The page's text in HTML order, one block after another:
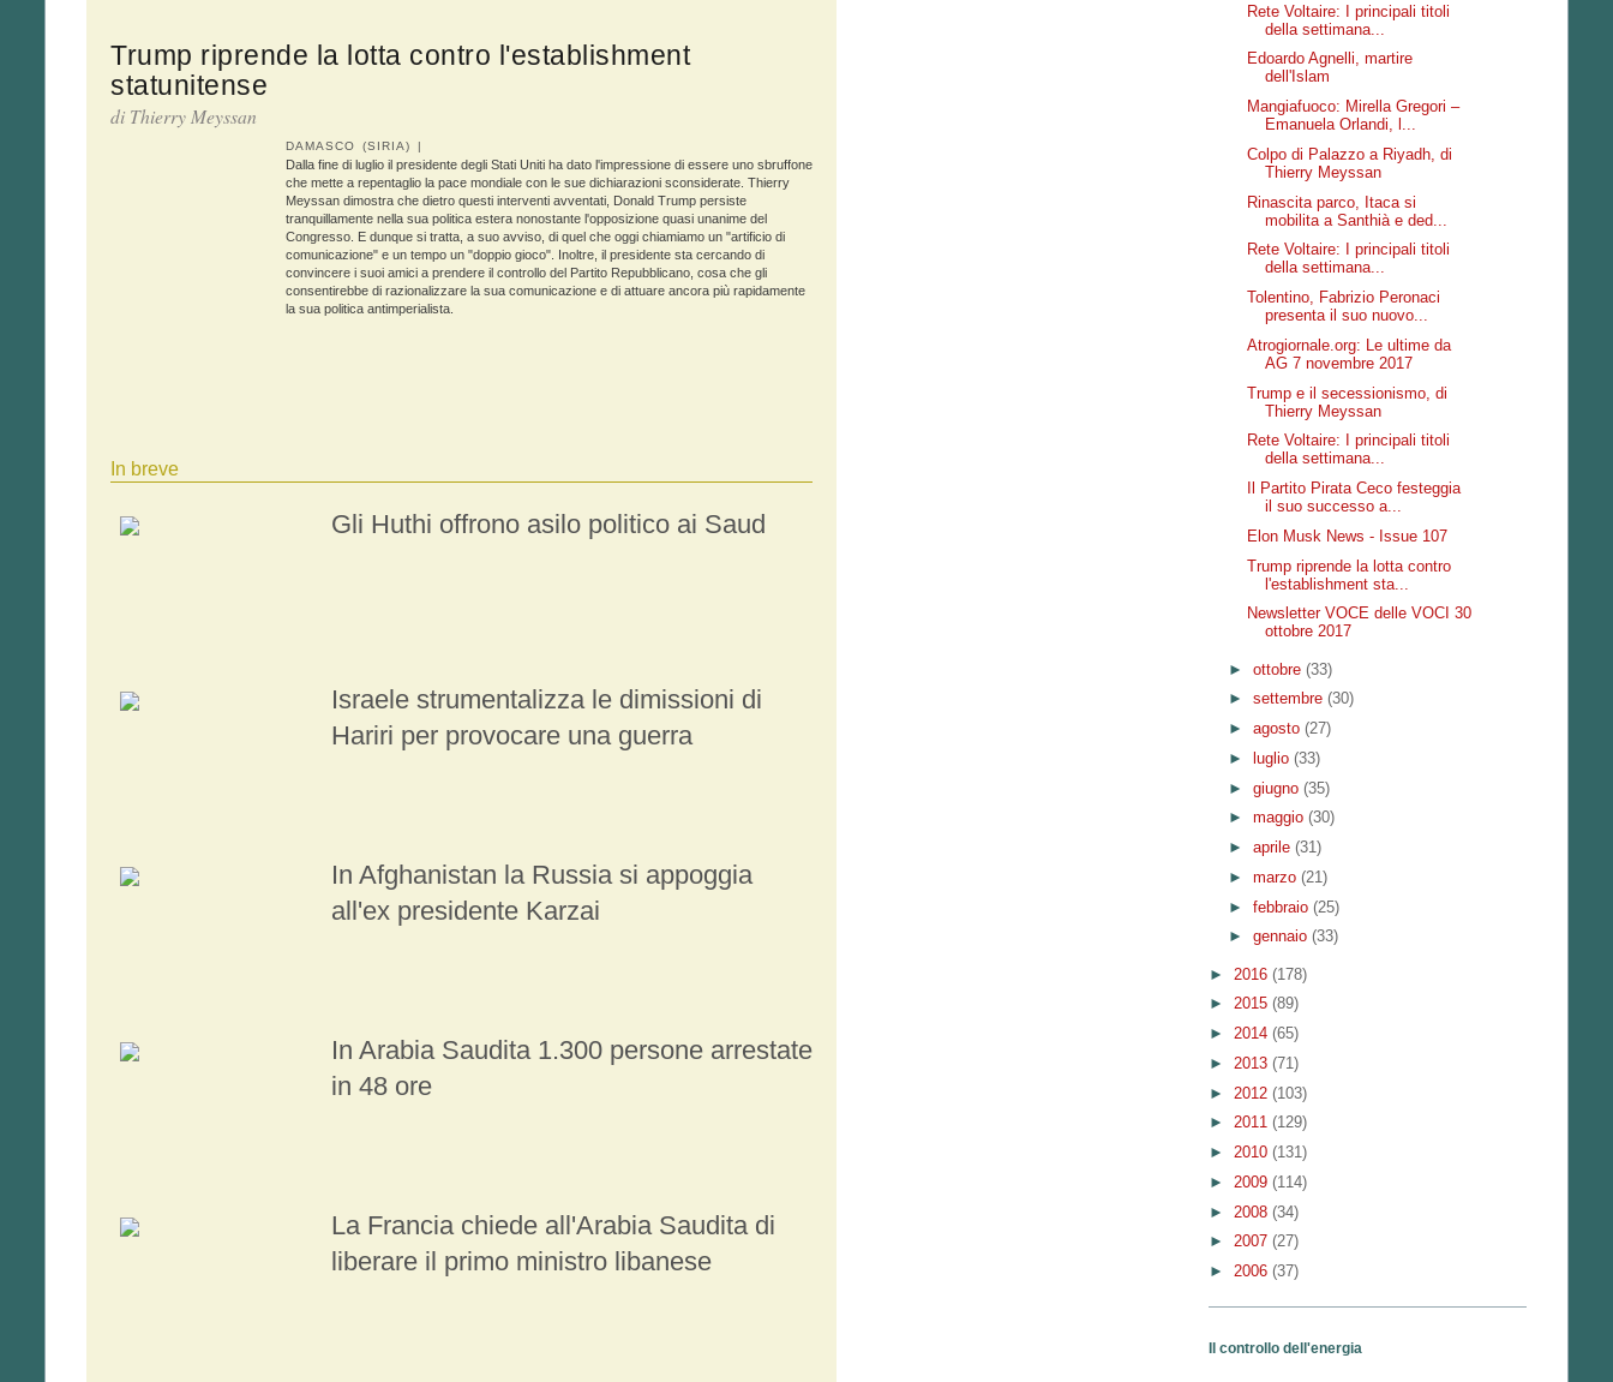
Trump riprende la lotta contro l'establishment
statunitense
di Thierry Meyssan
DAMASCO (SIRIA) |
Dalla fine di luglio il presidente degli Stati Uniti ha dato l'impressione di essere uno sbruffone
che mette a repentaglio la pace mondiale con le sue dichiarazioni sconsiderate. Thierry
Meyssan dimostra che dietro questi interventi avventati, Donald Trump persiste
tranquillamente nella sua politica estera nonostante l'opposizione quasi unanime del
Congresso. E dunque si tratta, a suo avviso, di quel che oggi chiamiamo un "artificio di
comunicazione" e un tempo un "doppio gioco". Inoltre, il presidente sta cercando di
convincere i suoi amici a prendere il controllo del Partito Repubblicano, cosa che gli
consentirebbe di razionalizzare la sua comunicazione e di attuare ancora più rapidamente
la sua politica antimperialista.
In breve
Gli Huthi offrono asilo politico ai Saud
Israele strumentalizza le dimissioni di
Hariri per provocare una guerra
In Afghanistan la Russia si appoggia
all'ex presidente Karzai
In Arabia Saudita 1.300 persone arrestate
in 48 ore
La Francia chiede all'Arabia Saudita di
liberare il primo ministro libanese
Rete Voltaire: I principali titoli
della settimana...
Edoardo Agnelli, martire
dell'Islam
Mangiafuoco: Mirella Gregori –
Emanuela Orlandi, l...
Colpo di Palazzo a Riyadh, di
Thierry Meyssan
Rinascita parco, Itaca si
mobilita a Santhià e ded...
Rete Voltaire: I principali titoli
della settimana...
Tolentino, Fabrizio Peronaci
presenta il suo nuovo...
Atrogiornale.org: Le ultime da
AG 7 novembre 2017
Trump e il secessionismo, di
Thierry Meyssan
Rete Voltaire: I principali titoli
della settimana...
Il Partito Pirata Ceco festeggia
il suo successo a...
Elon Musk News - Issue 107
Trump riprende la lotta contro
l'establishment sta...
Newsletter VOCE delle VOCI 30
ottobre 2017
► ottobre (33)
► settembre (30)
► agosto (27)
►
luglio (33)
► giugno (35)
► maggio (30)
► aprile (31)
► marzo (21)
► febbraio (25)
► gennaio (33)
► 2016 (178)
► 2015 (89)
► 2014 (65)
► 2013 (71)
► 2012 (103)
► 2011 (129)
► 2010 (131)
► 2009 (114)
► 2008 (34)
► 2007 (27)
► 2006 (37)
Il controllo dell'energia